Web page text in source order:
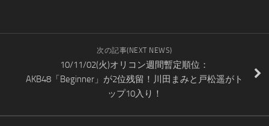
次の記事(NEXT NEWS)
10/11/02(火)オリコン週間暫定順位：
AKB48「Beginner」が2位残留！川田まみと戸松遥がト
ップ10入り！